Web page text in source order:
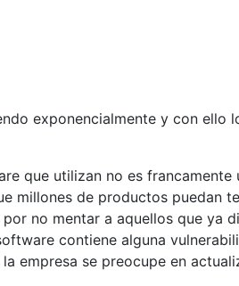
exponencialmente y con ello
que utilizan no es francamente
millones de productos puedan
no mentar a aquellos que ya
contiene alguna
empresa se preocupe en